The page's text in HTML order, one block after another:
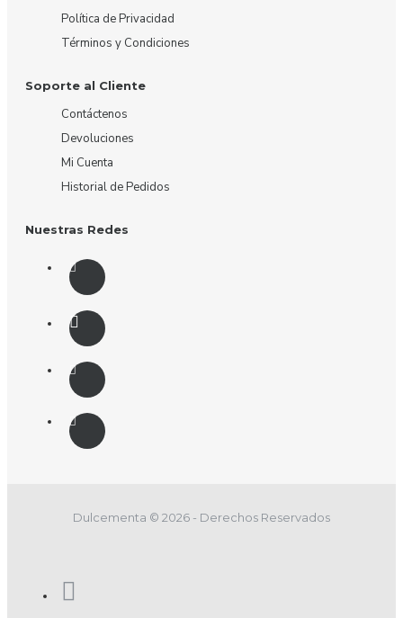
Política de Privacidad
Términos y Condiciones
Soporte al Cliente
Contáctenos
Devoluciones
Mi Cuenta
Historial de Pedidos
Nuestras Redes
Dulcementa © 2026 - Derechos Reservados